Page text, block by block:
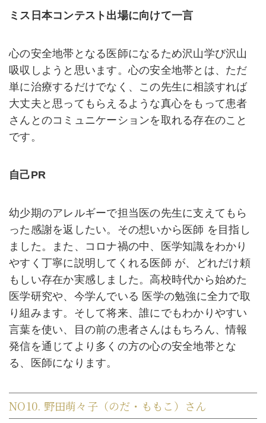
ミス日本コンテスト出場に向けて一言
心の安全地帯となる医師になるため沢山学び沢山
吸収しようと思います。心の安全地帯とは、ただ
単に治療するだけでなく、この先生に相談すれば
大丈夫と思ってもらえるような真心をもって患者
さんとのコミュニケーションを取れる存在のこと
です。
自己PR
幼少期のアレルギーで担当医の先生に支えてもら
った感謝を返したい。その想いから医師 を目指し
ました。また、コロナ禍の中、医学知識をわかり
やすく丁寧に説明してくれる医師 が、どれだけ頼
もしい存在か実感しました。高校時代から始めた
医学研究や、今学んでいる 医学の勉強に全力で取
り組みます。そして将来、誰にでもわかりやすい
言葉を使い、目の前の患者さんはもちろん、情報
発信を通じてより多くの方の心の安全地帯とな
る、医師になります。
NO10. 野田萌々子（のだ・ももこ）さん